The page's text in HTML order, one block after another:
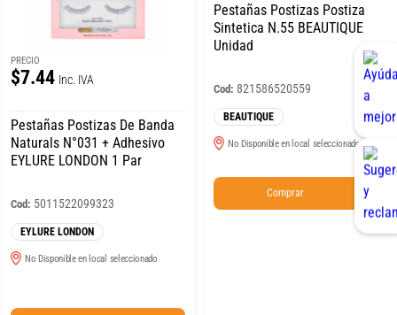
PRECIO
$7.44 Inc. IVA
Pestañas Postizas De Banda
Naturals N°031 + Adhesivo
EYLURE LONDON 1 Par
Cod: 5011522099323
EYLURE LONDON
No Disponible en local seleccionado
Pestañas Postizas Postiza
Sintetica N.55 BEAUTIQUE
Unidad
Cod: 821586520559
BEAUTIQUE
No Disponible en local seleccionado
Comprar